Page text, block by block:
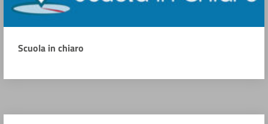
Scuola in chiaro